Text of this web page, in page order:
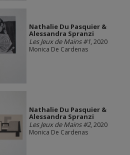
Nathalie Du Pasquier &
Alessandra Spranzi
Les Jeux de Mains #1, 2020
Monica De Cardenas
Nathalie Du Pasquier &
Alessandra Spranzi
Les Jeux de Mains #2, 2020
Monica De Cardenas